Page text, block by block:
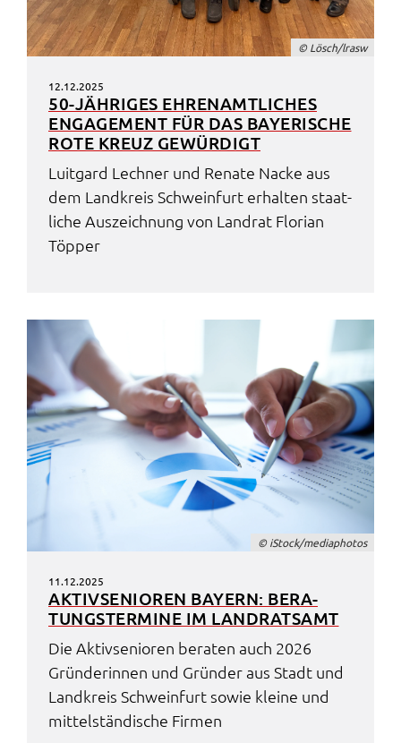
© Lösch/lrasw
12.12.2025
50-JÄHRI­GES EHREN­AMT­LI­CHES
ENGA­GE­MENT FÜR DAS BAYE­RI­SCHE
ROTE KREUZ GEWÜR­DIGT
Luit­gard Lech­ner und Rena­te Nacke aus
dem Land­kreis Schwein­furt erhal­ten staat­
li­che Auszeich­nung von Land­rat Flori­an
Töpper
© iStock/media­pho­tos
11.12.2025
AKTIV­SE­NIO­REN BAYERN: BERA­
TUNGS­TER­MI­NE IM LAND­RATS­AMT
Die Aktiv­se­nio­ren bera­ten auch 2026
Grün­de­rin­nen und Grün­der aus Stadt und
Land­kreis Schwein­furt sowie klei­ne und
mittel­stän­di­sche Firmen